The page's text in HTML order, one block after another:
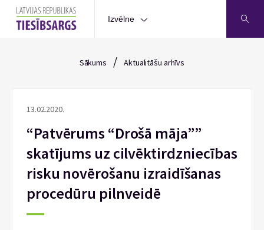
Izvēlne
Sākums / Aktualitāšu arhīvs
13.02.2020.
“Patvērums “Drošā māja””
skatījums uz cilvēktirdzniecības
risku novērošanu izraidīšanas
procedūru pilnveidē